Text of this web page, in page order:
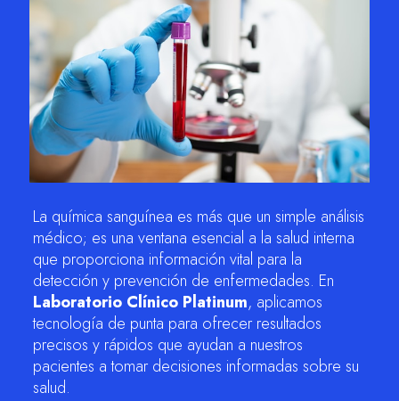
La química sanguínea es más que un simple análisis
médico; es una ventana esencial a la salud interna
que proporciona información vital para la
detección y prevención de enfermedades. En
Laboratorio Clínico Platinum, aplicamos
tecnología de punta para ofrecer resultados
precisos y rápidos que ayudan a nuestros
pacientes a tomar decisiones informadas sobre su
salud.